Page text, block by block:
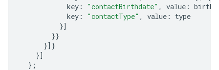
key : "contactBirthdate" , value :
key : "contactType" , value :
type
}]
}}
}]}
}]
};